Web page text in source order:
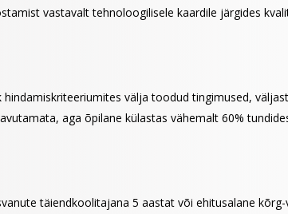
vastavalt tehnoloogilisele kaardile järgides
hindamiskriteeriumites välja toodud tingimused,
aga õpilane külastas vähemalt 60%
täiendkoolitajana 5 aastat või ehitusalane kõrg-